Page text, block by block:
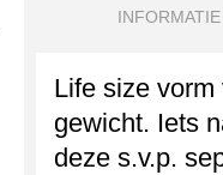
INFORMATIE
Life size
gewicht. Iets
deze s.v.p.